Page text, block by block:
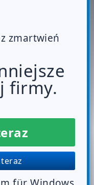
zmartwień
firmy.